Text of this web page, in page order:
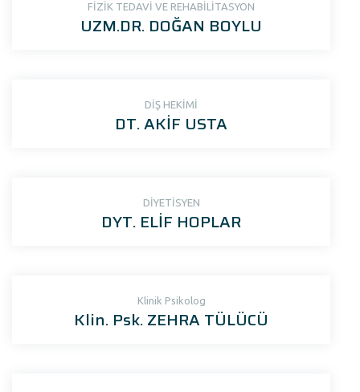
FİZİK TEDAVİ VE REHABİLİTASYON
UZM.DR. DOĞAN BOYLU
DİŞ HEKİMİ
DT. AKİF USTA
DİYETİSYEN
DYT. ELİF HOPLAR
Klinik Psikolog
Klin. Psk. ZEHRA TÜLÜCÜ